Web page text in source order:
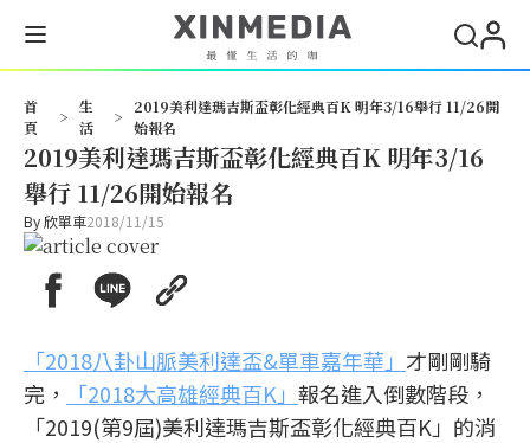
首
頁
>
生
活
>
2019美利達瑪吉斯盃彰化經典百K 明年3/16舉行 11/26開
始報名
2019美利達瑪吉斯盃彰化經典百K 明年3/16
舉行 11/26開始報名
By欣單車2018/11/15
「2018八卦山脈美利達盃&單車嘉年華」 才剛剛騎
完，
「2018大高雄經典百K」 報名進入倒數階段，
「2019(第9屆)美利達瑪吉斯盃彰化經典百K」的消